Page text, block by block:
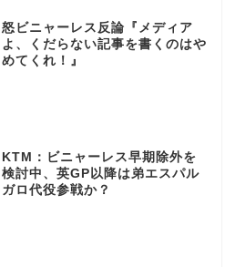
怒ビニャーレス反論『メディア
よ、くだらない記事を書くのはや
めてくれ！』
KTM：ビニャーレス早期除外を
検討中、英GP以降は弟エスパル
ガロ代役参戦か？